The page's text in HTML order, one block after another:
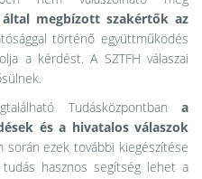
megbízott szakértők az
történő együttműködés
a kérdést. A SZTFH válaszai
Tudásközpontbana
és a hivatalos válaszok
ezek további kiegészítése
hasznos segítség lehet a